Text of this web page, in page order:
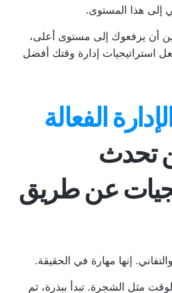
إلى هذا المستوى.
أن يرفعوك إلى مستوى أعلى،
استراتيجيات إدارة وقتك أفضل
الإدارة الفعالة
تحدث
عن طريق
إنها مهارة في الحقيقة.
مثل الشجرة. تبدأ ببذرة، ثم